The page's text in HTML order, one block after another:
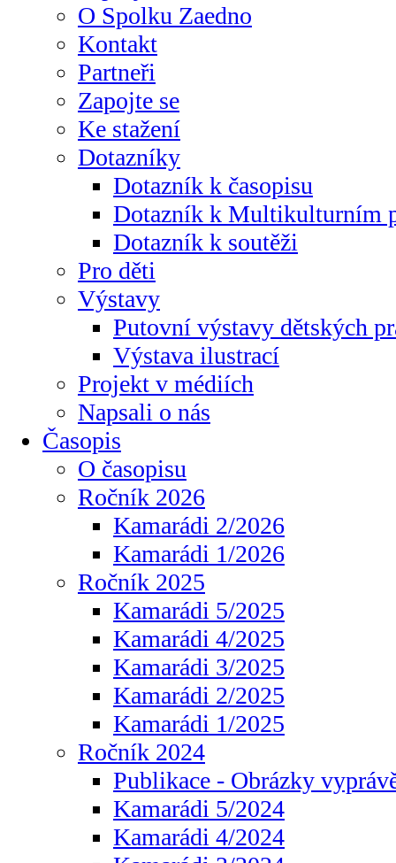
O Spolku Zaedno
Kontakt
Partneři
Zapojte se
Ke stažení
Dotazníky
Dotazník k časopisu
Dotazník k Multikulturním
Dotazník k soutěži
Pro děti
Výstavy
Putovní výstavy dětských
Výstava ilustrací
Projekt v médiích
Napsali o nás
Časopis
O časopisu
Ročník 2026
Kamarádi 2/2026
Kamarádi 1/2026
Ročník 2025
Kamarádi 5/2025
Kamarádi 4/2025
Kamarádi 3/2025
Kamarádi 2/2025
Kamarádi 1/2025
Ročník 2024
Publikace - Obrázky
Kamarádi 5/2024
Kamarádi 4/2024